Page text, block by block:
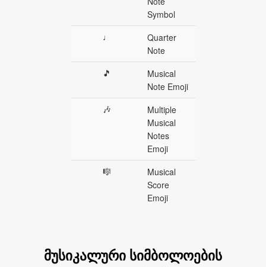
Symbol
♩
Quarter
Note
🎵
Musical
Note Emoji
🎶
Multiple
Musical
Notes
Emoji
🎼
Musical
Score
Emoji
მუსიკალური სიმბოლოების